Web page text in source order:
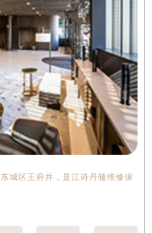
城区王府井，是江诗丹顿维修保